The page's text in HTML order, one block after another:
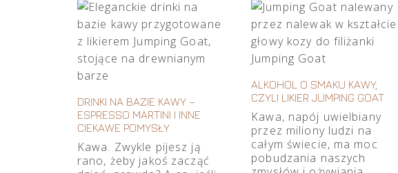
DRINKI NA BAZIE KAWY –
ESPRESSO MARTINI I INNE
CIEKAWE POMYSŁY
Kawa. Zwykle pijesz ją
rano, żeby jakoś zacząć
ALKOHOL O SMAKU KAWY,
CZYLI LIKIER JUMPING GOAT
Kawa, napój uwielbiany
przez miliony ludzi na
całym świecie, ma moc
pobudzania naszych